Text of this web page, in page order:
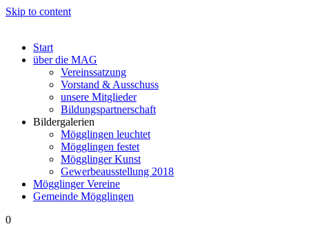
Skip to content
Start
über die MAG
Vereinssatzung
Vorstand & Ausschuss
unsere Mitglieder
Bildungspartnerschaft
Bildergalerien
Mögglingen leuchtet
Mögglingen festet
Mögglinger Kunst
Gewerbeausstellung 2018
Mögglinger Vereine
Gemeinde Mögglingen
0